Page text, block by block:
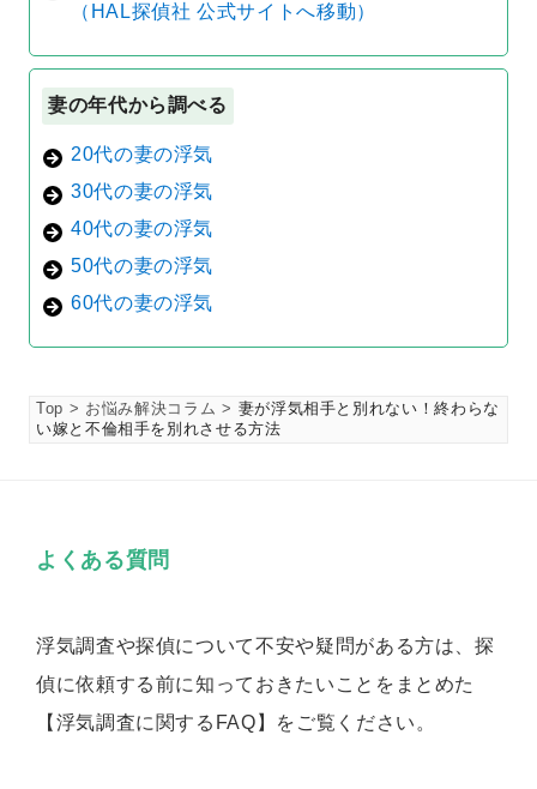
（HAL探偵社 公式サイトへ移動）
妻の年代から調べる
20代の妻の浮気
30代の妻の浮気
40代の妻の浮気
50代の妻の浮気
60代の妻の浮気
Top お悩み解決コラム
妻が浮気相手と別れない！終わらな
い嫁と不倫相手を別れさせる方法
よくある質問
浮気調査や探偵について不安や疑問がある方は、探
偵に依頼する前に知っておきたいことをまとめた
【浮気調査に関するFAQ】をご覧ください。